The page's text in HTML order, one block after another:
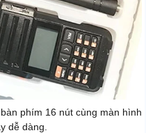
phím 16 nút cùng màn hình
dễ dàng.